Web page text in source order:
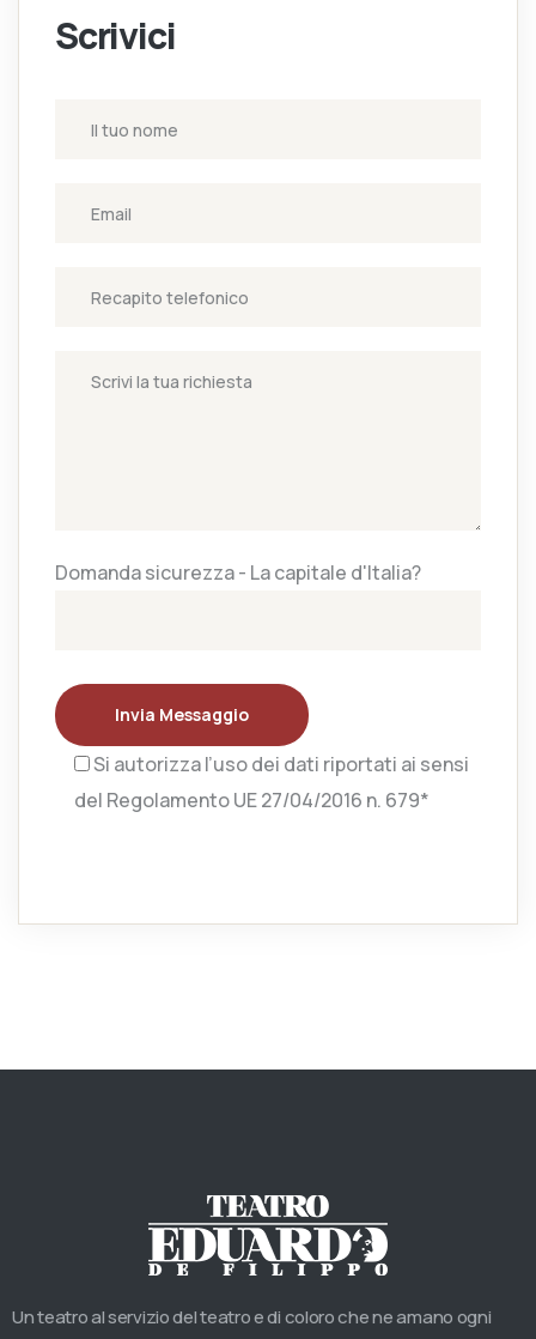
Scrivici
Domanda sicurezza - La capitale d'Italia?
Invia Messaggio
Si autorizza l’uso dei dati riportati ai sensi
del Regolamento UE 27/04/2016 n. 679*
Un teatro al servizio del teatro e di coloro che ne amano ogni